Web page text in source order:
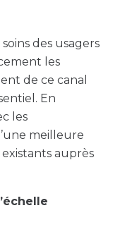
des usagers
les
de ce canal
En
les
meilleure
auprès